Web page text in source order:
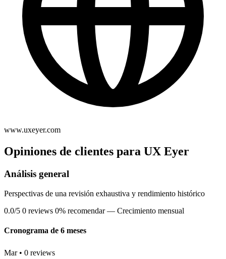
www.uxeyer.com
Opiniones de clientes para UX Eyer
Análisis general
Perspectivas de una revisión exhaustiva y rendimiento histórico
0.0/5 0 reviews 0% recomendar — Crecimiento mensual
Cronograma de 6 meses
Mar • 0 reviews